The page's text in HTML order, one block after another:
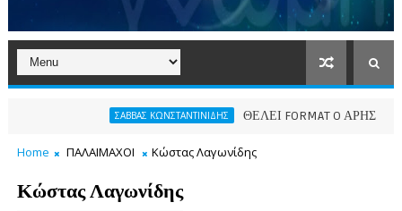
ΣΑΒΒΑΣ ΚΩΝΣΤΑΝΤΙΝΙΔΗΣ ΘΕΛΕΙ FORMAT O ΑΡΗΣ ΠΑΕ ΑΡΗΣ
Home ΠΑΛΑΙΜΑΧΟΙ Κώστας Λαγωνίδης
Κώστας Λαγωνίδης